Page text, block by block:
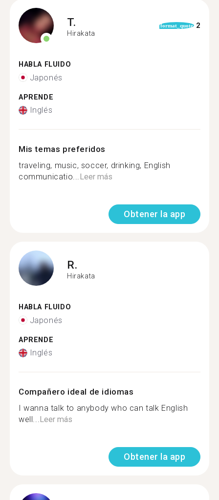
T.
Hirakata
format_quote 2
HABLA FLUIDO
Japonés
APRENDE
Inglés
Mis temas preferidos
traveling, music, soccer, drinking, English
communicatio...Leer más
Obtener la app
R.
Hirakata
HABLA FLUIDO
Japonés
APRENDE
Inglés
Compañero ideal de idiomas
I wanna talk to anybody who can talk English
well...Leer más
Obtener la app